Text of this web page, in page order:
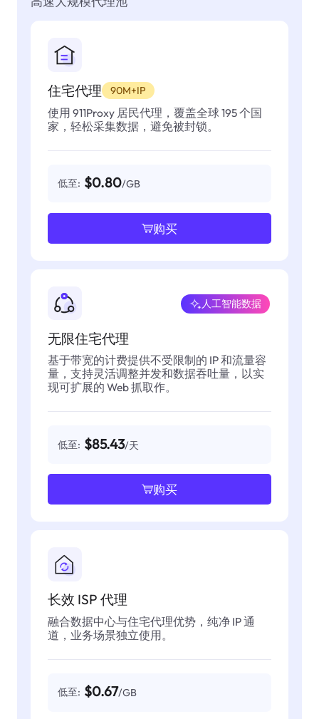
住宅代理 90M+IP
使用 911Proxy 居民代理，覆盖全球 195 个国
家，轻松采集数据，避免被封锁。
低至: $0.80/GB
购买
无限住宅代理
人工智能数据
基于带宽的计费提供不受限制的 IP 和流量容
量，支持灵活调整并发和数据吞吐量，以实
现可扩展的 Web 抓取作。
低至: $85.43/天
购买
长效 ISP 代理
融合数据中心与住宅代理优势，纯净 IP 通
道，业务场景独立使用。
低至: $0.67/GB